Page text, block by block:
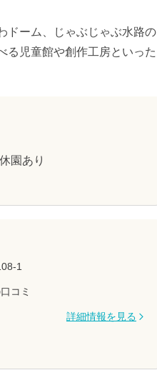
ドーム、じゃぶじゃぶ水路の
る児童館や創作工房といった
園あり
1
コミ
詳細情報を見る